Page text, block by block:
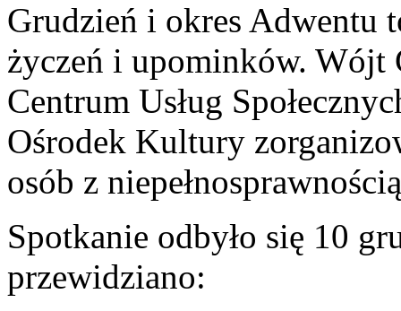
Grudzień i okres Adwentu
życzeń i upominków.
Centrum Usług
Ośrodek Kultury
osób z
Spotkanie odbyło się 10
przewidziano: